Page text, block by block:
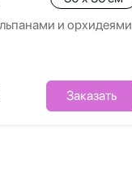
и орхидеями
Заказать